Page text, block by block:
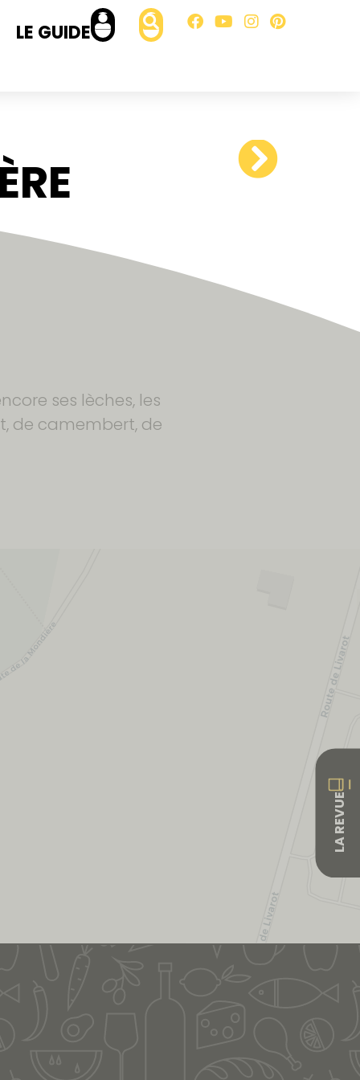
LE GUIDE
ses lèches, les
de camembert, de
Leaflet|&copy; OpenStreetMap & Carto| ©OpenStreetMap
LA REVUE